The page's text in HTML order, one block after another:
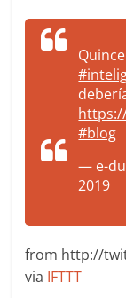
#blog
— e-
2019
from http://
via IFTTT